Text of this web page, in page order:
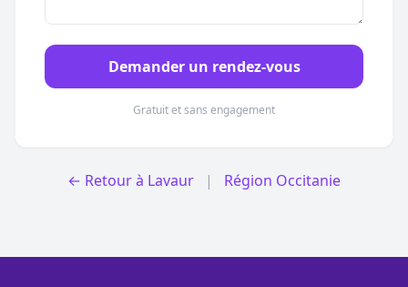
Demander un rendez-vous
Gratuit et sans engagement
← Retour à Lavaur | Région Occitanie